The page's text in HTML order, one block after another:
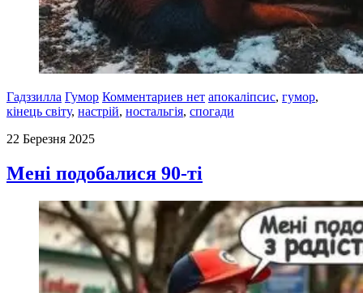
Гадззилла Гумор Комментариев нет апокаліпсис, гумор,
кінець світу, настрій, ностальгія, спогади
22 Березня 2025
Мені подобалися 90-ті